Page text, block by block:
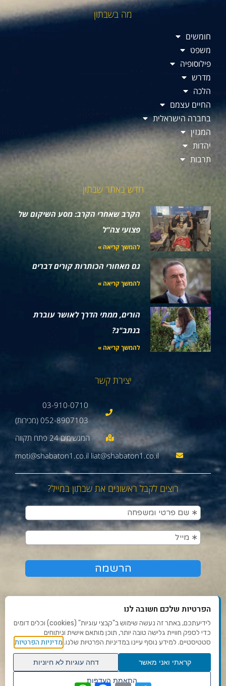
מה בשבתון
חומשים
משפט
פילוסופיה
מדרש
הלכה
החיים עצמם
בחברה הישראלית
המגזין
יהדות
תרבות
חדש באתר שבתון
הקרב שאחרי הקרב: מסע השיקום של
פצועי צה"ל
להמשך קריאה »
גם מאחורי הכותרות קורים דברים
להמשך קריאה »
הורים, ממתי הדרך לאושר עוברת
בנתב"ג?
להמשך קריאה »
יצירת קשר
03-910-0710
052-8907103 (מכירות)
moti@shabaton1.co.il liat@shabaton1.co.il
רוצים לקבל ראשונים את שבתון במייל?
תנאי שימוש ומדיניות פרטיות
פנו אלינו
הצהרת נגישות
הפרטיות שלכם חשובה לנו
לידיעתכם, באתר זה נעשה שימוש ב"קבצי עוגיות" (cookies) וכלים דומים
כדי לספק חוויית גלישה טובה יותר, תוכן מותאם אישית וניתוחים
סטטיסטיים. למידע נוסף עיינו במדיניות הפרטיות שלנו. מדיניות הפרטיות
קראתי ואני מאשר
דחה עוגיות לא חיוניות
התאמת העדפות